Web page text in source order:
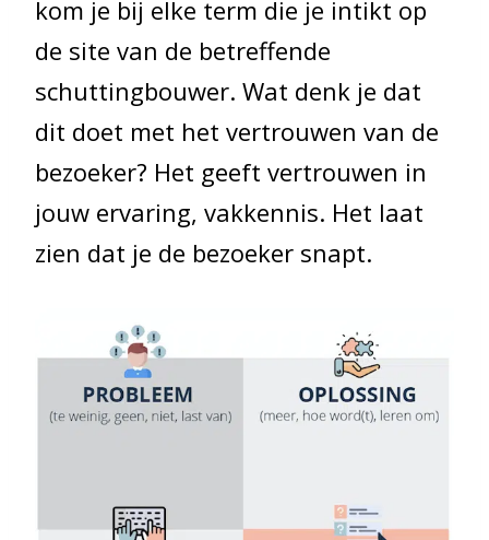
kom je bij elke term die je intikt op
de site van de betreffende
schuttingbouwer. Wat denk je dat
dit doet met het vertrouwen van de
bezoeker? Het geeft vertrouwen in
jouw ervaring, vakkennis. Het laat
zien dat je de bezoeker snapt.